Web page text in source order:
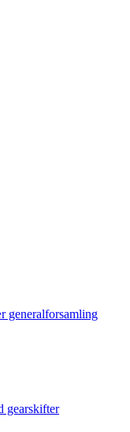
generalforsamling
gearskifter